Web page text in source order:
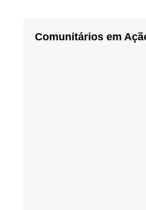
Comunitários em